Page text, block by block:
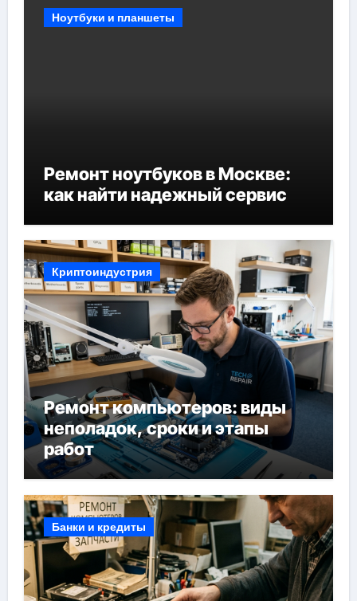
Ноутбуки и планшеты
Ремонт ноутбуков в Москве:
как найти надежный сервис
Криптоиндустрия
Ремонт компьютеров: виды
неполадок, сроки и этапы
работ
Банки и кредиты